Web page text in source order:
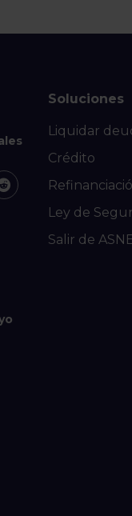
Soluciones
Liquidar
Crédito
Ley de
Salir de